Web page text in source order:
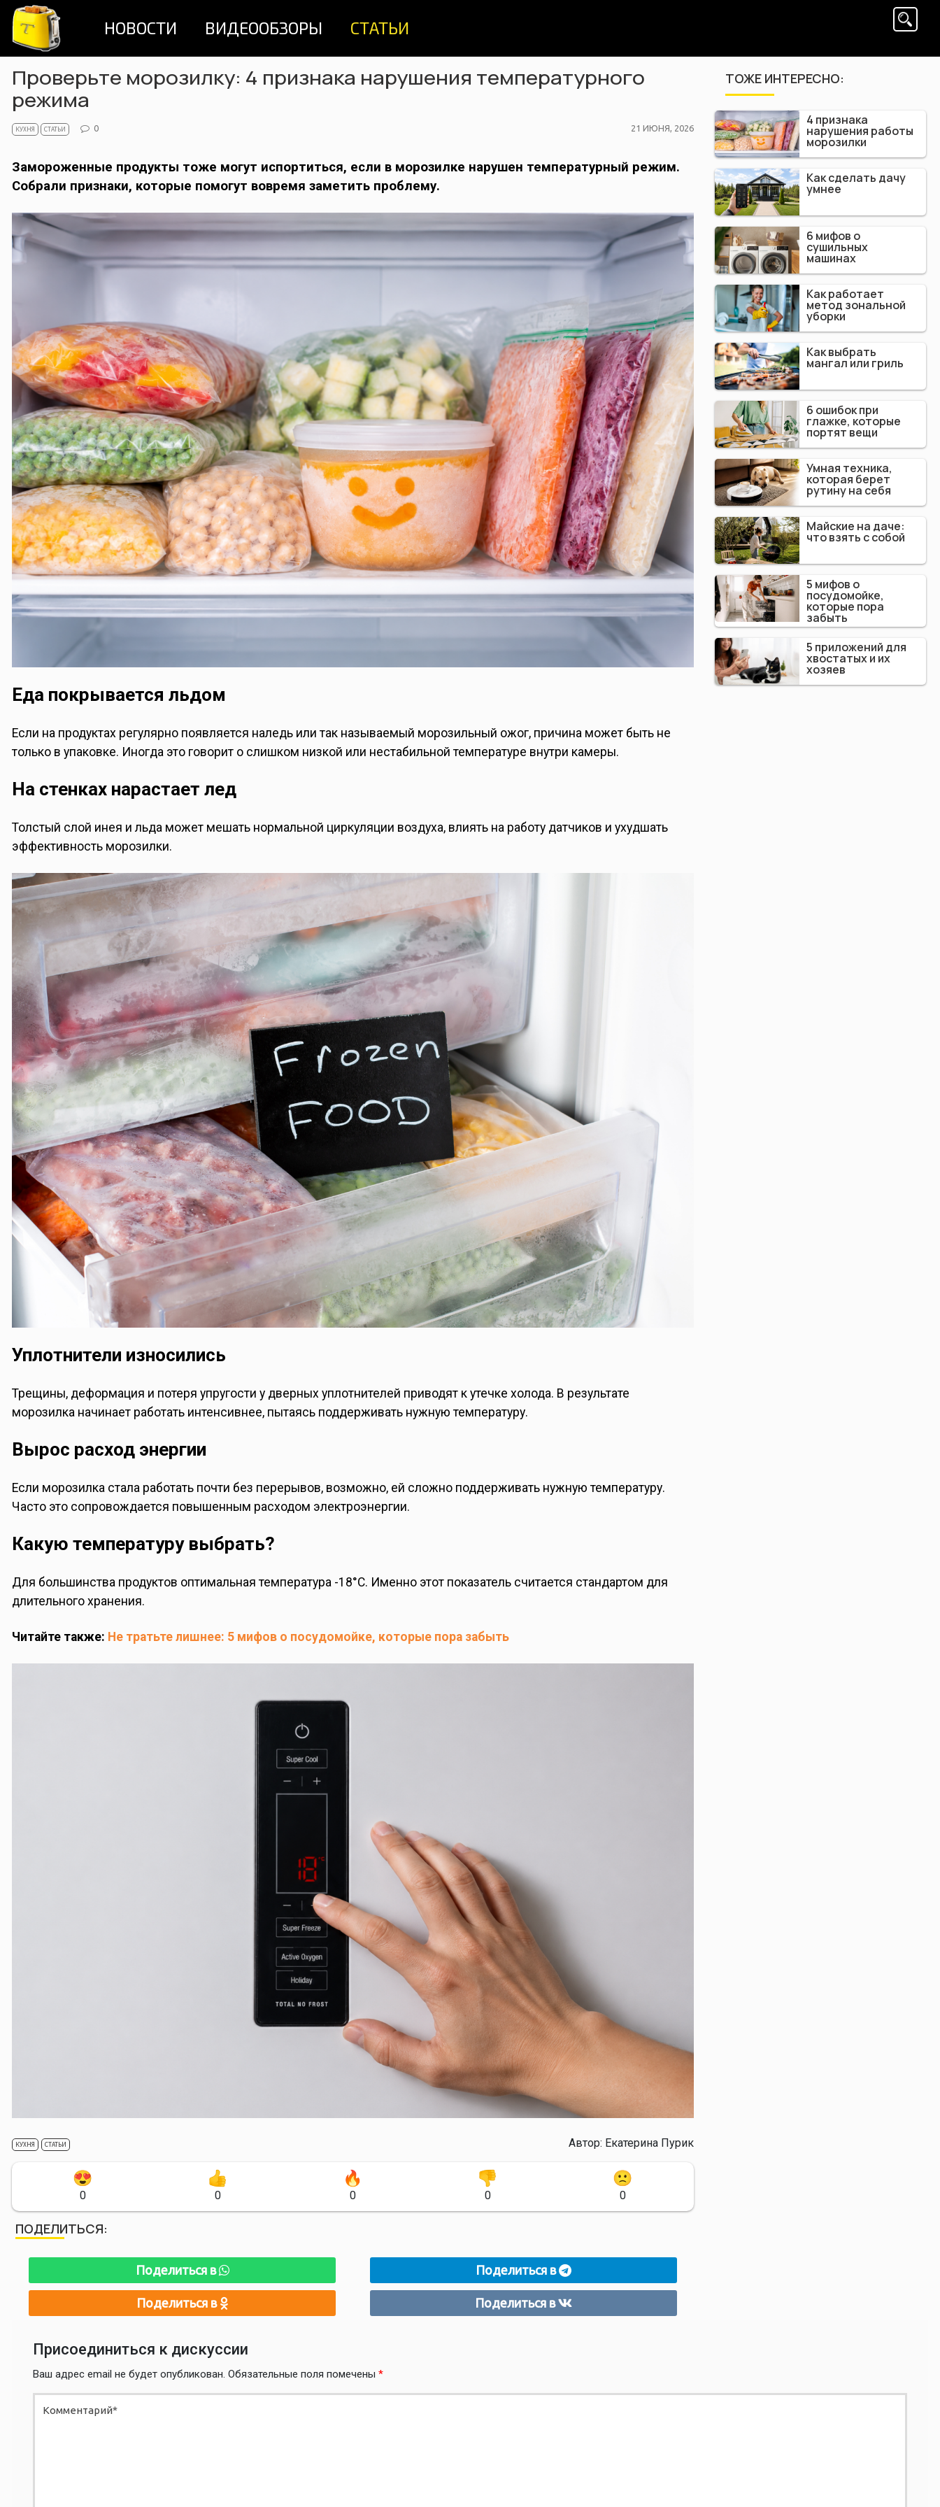
НОВОСТИ ВИДЕООБЗОРЫ СТАТЬИ
Проверьте морозилку: 4 признака нарушения температурного
режима
КУХНЯ СТАТЬИ
POSTED
21 ИЮНЯ, 2026
0
Замороженные продукты тоже могут испортиться, если в морозилке нарушен температурный режим.
Собрали признаки, которые помогут вовремя заметить проблему.
Еда покрывается льдом
Если на продуктах регулярно появляется наледь или так называемый морозильный ожог, причина может быть не
только в упаковке. Иногда это говорит о слишком низкой или нестабильной температуре внутри камеры.
На стенках нарастает лед
Толстый слой инея и льда может мешать нормальной циркуляции воздуха, влиять на работу датчиков и ухудшать
эффективность морозилки.
Уплотнители износились
Трещины, деформация и потеря упругости у дверных уплотнителей приводят к утечке холода. В результате
морозилка начинает работать интенсивнее, пытаясь поддерживать нужную температуру.
Вырос расход энергии
Если морозилка стала работать почти без перерывов, возможно, ей сложно поддерживать нужную температуру.
Часто это сопровождается повышенным расходом электроэнергии.
Какую температуру выбрать?
Для большинства продуктов оптимальная температура -18°C. Именно этот показатель считается стандартом для
длительного хранения.
Читайте также: Не тратьте лишнее: 5 мифов о посудомойке, которые пора забыть
КУХНЯ СТАТЬИ Автор: Екатерина Пурик
0 0 0 0 0
ПОДЕЛИТЬСЯ:
Поделиться в Поделиться в
Поделиться в Поделиться в
ТОЖЕ ИНТЕРЕСНО:
4 признака
нарушения работы
морозилки
Как сделать дачу
умнее
6 мифов о
сушильных
машинах
Как работает
метод зональной
уборки
Как выбрать
мангал или гриль
6 ошибок при
глажке, которые
портят вещи
Умная техника,
которая берет
рутину на себя
Майские на даче:
что взять с собой
5 мифов о
посудомойке,
которые пора
забыть
5 приложений для
хвостатых и их
хозяев
Присоединиться к дискуссии
Ваш адрес email не будет опубликован. Обязательные поля помечены *